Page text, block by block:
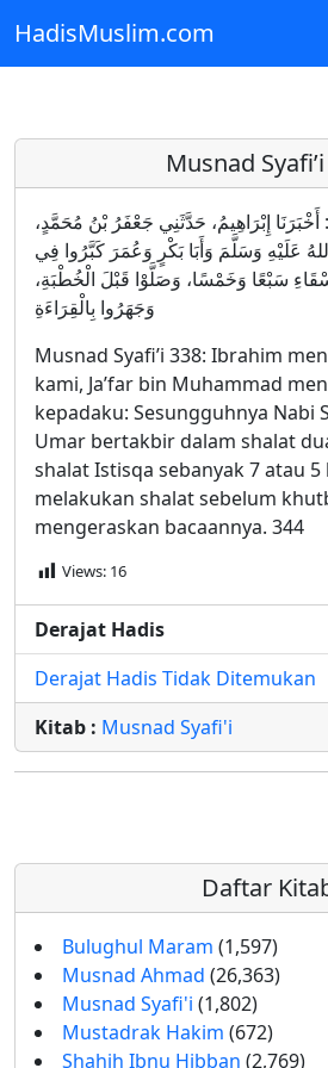
Skip to main content
HadisMuslim.com
Musnad
مسند الشافعي 338: أَخْبَرَنَا إِبْرَاهِيمُ، حَدَّثَنِي جَعْفَرُ بْنُ مُحَمَّدٍ،
عَلَيْهِ وَسَلَّمَ وَأَبَا بَكْرٍ وَعُمَرَ كَبَّرُوا فِي
سَبْعًا وَخَمْسًا، وَصَلَّوْا قَبْلَ الْخُطْبَةِ،
وَجَهَرُوا بِالْقِرَاءَةِ
Musnad Syafi’i 338: Ibrahim
kami, Ja’far bin Muhammad
kepadaku: Sesungguhnya Nabi
Umar bertakbir dalam shalat
shalat Istisqa sebanyak 7 atau
melakukan shalat sebelum
mengeraskan bacaannya. 344
Views: 16
Derajat Hadis
Derajat Hadis Tidak Ditemukan
Kitab : Musnad Syafi'i
Daftar
Bulughul Maram (1,597)
Musnad Ahmad (26,363)
Musnad Syafi'i (1,802)
Mustadrak Hakim (672)
Shahih Ibnu Hibban (2,769)